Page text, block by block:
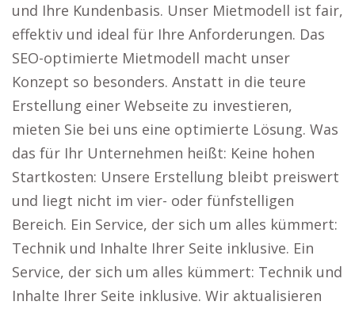
und Ihre Kundenbasis. Unser Mietmodell ist fair,
effektiv und ideal für Ihre Anforderungen. Das
SEO-optimierte Mietmodell macht unser
Konzept so besonders. Anstatt in die teure
Erstellung einer Webseite zu investieren,
mieten Sie bei uns eine optimierte Lösung. Was
das für Ihr Unternehmen heißt: Keine hohen
Startkosten: Unsere Erstellung bleibt preiswert
und liegt nicht im vier- oder fünfstelligen
Bereich. Ein Service, der sich um alles kümmert:
Technik und Inhalte Ihrer Seite inklusive. Ein
Service, der sich um alles kümmert: Technik und
Inhalte Ihrer Seite inklusive. Wir aktualisieren